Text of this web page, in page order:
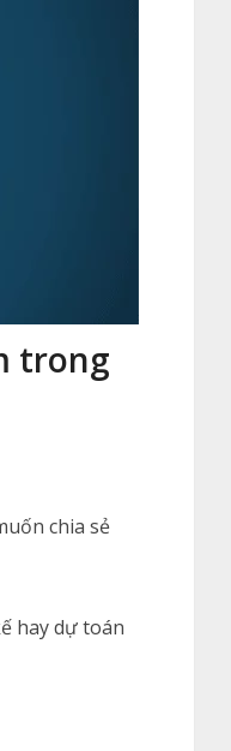
trong
chia sẻ
hay dự toán